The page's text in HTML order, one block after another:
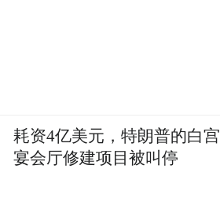
耗资4亿美元，特朗普的白宫
宴会厅修建项目被叫停